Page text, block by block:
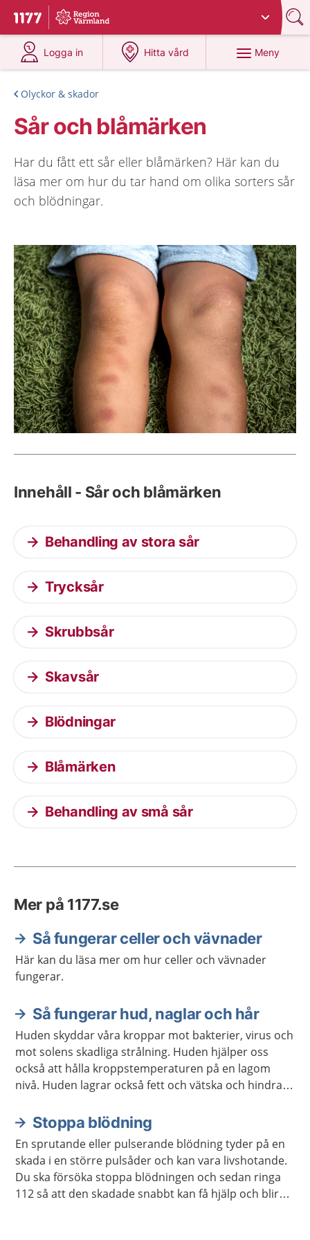
Till startsidan för 1177
Du har valt region
Logga in
på 1177.se
Hitta vård
på 1177.se
Meny
Olyckor & skador
Sår och blåmärken
Har du fått ett sår eller blåmärken? Här kan du
läsa mer om hur du tar hand om olika sorters sår
och blödningar.
Innehåll - Sår och blåmärken
Behandling av stora sår
Trycksår
Skrubbsår
Skavsår
Blödningar
Blåmärken
Behandling av små sår
Mer på 1177.se
Så fungerar celler och vävnader
Här kan du läsa mer om hur celler och vävnader
fungerar.
Så fungerar hud, naglar och hår
Huden skyddar våra kroppar mot bakterier, virus och
mot solens skadliga strålning. Huden hjälper oss
också att hålla kroppstemperaturen på en lagom
nivå. Huden lagrar också fett och vätska och hindrar
Stoppa blödning
En sprutande eller pulserande blödning tyder på en
skada i en större pulsåder och kan vara livshotande.
Du ska försöka stoppa blödningen och sedan ringa
112 så att den skadade snabbt kan få hjälp och blir